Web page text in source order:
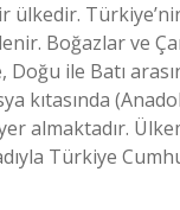
Boğazlar ve
Doğu ile Batı
kıtasında
almaktadır.
Türkiye